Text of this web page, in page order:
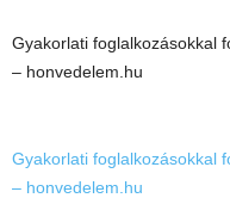
Gyakorlati foglalkozásokkal
– honvedelem.hu
Gyakorlati foglalkozásokkal
– honvedelem.hu